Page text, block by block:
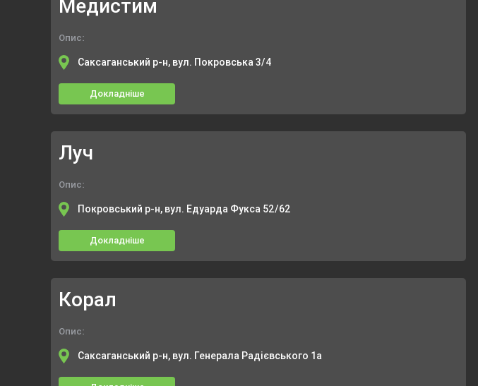
Медистим
Опис:
Саксаганський р-н, вул. Покровська 3/4
Докладніше
Луч
Опис:
Покровський р-н, вул. Едуарда Фукса 52/62
Докладніше
Корал
Опис:
Саксаганський р-н, вул. Генерала Радієвського 1а